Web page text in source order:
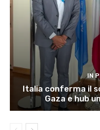
IN
Italia conferma il
Gaza e hub